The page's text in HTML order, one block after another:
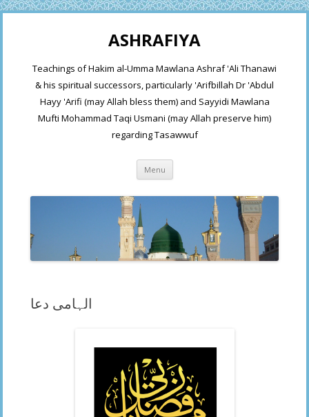
ASHRAFIYA
Teachings of Hakim al-Umma Mawlana Ashraf 'Ali Thanawi
& his spiritual successors, particularly 'Arifbillah Dr 'Abdul
Hayy 'Arifi (may Allah bless them) and Sayyidi Mawlana
Mufti Mohammad Taqi Usmani (may Allah preserve him)
regarding Tasawwuf
Menu Skip
content
الہامی دعا